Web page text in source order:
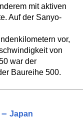
mit aktiven
Auf der Sanyo-
vor,
von
war der
Baureihe 500.
Japan